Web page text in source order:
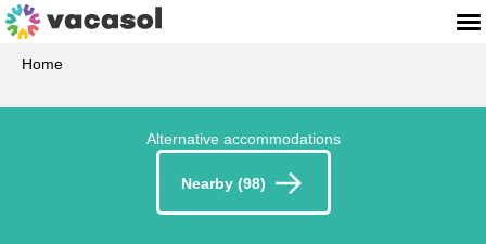
Home
Alternative accommodations
Nearby (98)